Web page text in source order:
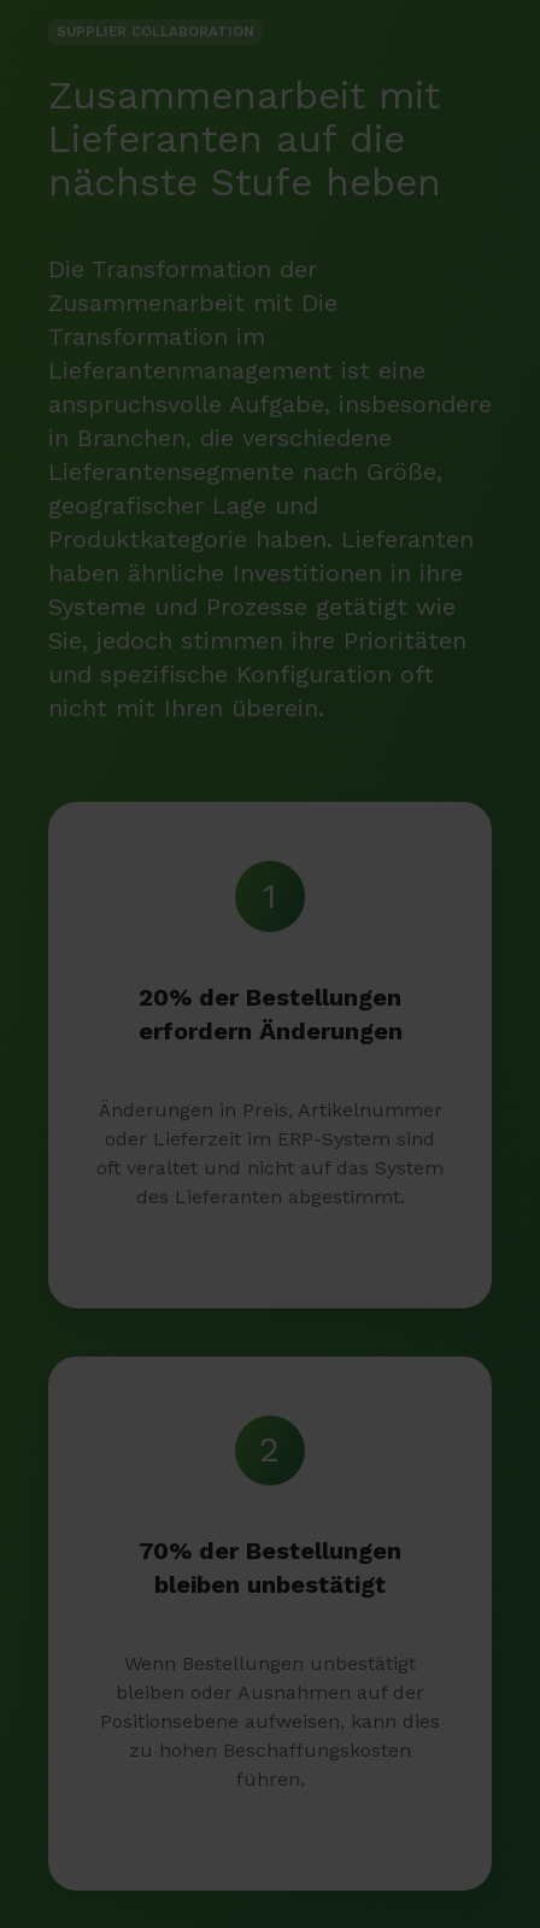
SUPPLIER COLLABORATION
Zusammenarbeit mit
Lieferanten auf die
nächste Stufe heben
Die Transformation der
Zusammenarbeit mit Die
Transformation im
Lieferantenmanagement ist eine
anspruchsvolle Aufgabe, insbesondere
in Branchen, die verschiedene
Lieferantensegmente nach Größe,
geografischer Lage und
Produktkategorie haben. Lieferanten
haben ähnliche Investitionen in ihre
Systeme und Prozesse getätigt wie
Sie, jedoch stimmen ihre Prioritäten
und spezifische Konfiguration oft
nicht mit Ihren überein.
1
20% der Bestellungen
erfordern Änderungen
Änderungen in Preis, Artikelnummer
oder Lieferzeit im ERP-System sind
oft veraltet und nicht auf das System
des Lieferanten abgestimmt.
2
70% der Bestellungen
bleiben unbestätigt
Wenn Bestellungen unbestätigt
bleiben oder Ausnahmen auf der
Positionsebene aufweisen, kann dies
zu hohen Beschaffungskosten
führen.